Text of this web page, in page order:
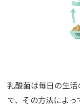
乳酸菌は毎日の生
で、その方法によ